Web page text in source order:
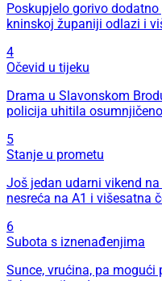
Poskupjelo gorivo
kninskoj županiji odlazi i
4
Očevid u tijeku
Drama u Slavonskom
policija uhitila
5
Stanje u prometu
Još jedan udarni vikend
nesreća na A1 i višesatna
6
Subota s iznenađenjima
Sunce, vrućina, pa